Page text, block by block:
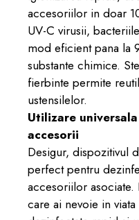
accesoriilor in doar
UV-C virusii,
mod eficient pana la
substante chimice.
fierbinte permite
ustensilelor.
Utilizare
accesorii
Desigur, dispozitivul
perfect pentru
accesoriilor asociate.
care ai nevoie in